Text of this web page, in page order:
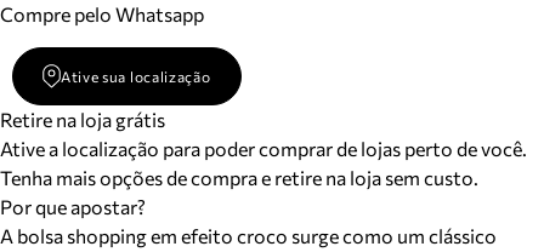
Compre pelo Whatsapp
Ative sua localização
Retire na loja grátis
Ative a localização para poder comprar de lojas perto de você.
Tenha mais opções de compra e retire na loja sem custo.
Por que apostar?
A bolsa shopping em efeito croco surge como um clássico